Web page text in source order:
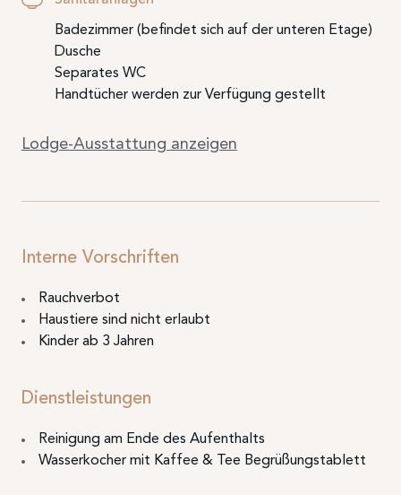
Badezimmer (befindet sich auf der unteren Etage)
Dusche
Separates WC
Handtücher werden zur Verfügung gestellt
Lodge-Ausstattung anzeigen
Interne Vorschriften
Rauchverbot
Haustiere sind nicht erlaubt
Kinder ab 3 Jahren
Dienstleistungen
Reinigung am Ende des Aufenthalts
Wasserkocher mit Kaffee & Tee Begrüßungstablett